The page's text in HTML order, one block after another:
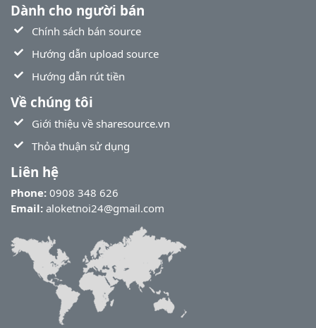
Dành cho người bán
Chính sách bán source
Hướng dẫn upload source
Hướng dẫn rút tiền
Về chúng tôi
Giới thiệu về sharesource.vn
Thỏa thuận sử dụng
Liên hệ
Phone: 0908 348 626
Email: aloketnoi24@gmail.com